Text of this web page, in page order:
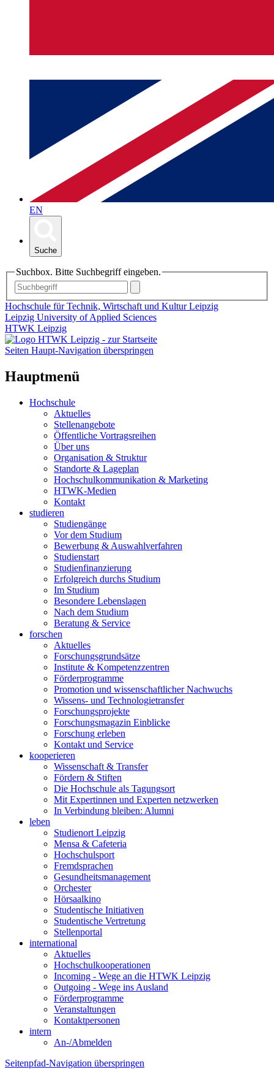
EN
Suche
Suchbox. Bitte Suchbegriff eingeben.
Hochschule für Technik, Wirtschaft und Kultur Leipzig
Leipzig University of Applied Sciences
HTWK Leipzig
Seiten Haupt-Navigation überspringen
Hauptmenü
Hochschule
Aktuelles
Stellenangebote
Öffentliche Vortragsreihen
Über uns
Organisation & Struktur
Standorte & Lageplan
Hochschulkommunikation & Marketing
HTWK-Medien
Kontakt
studieren
Studiengänge
Vor dem Studium
Bewerbung & Auswahlverfahren
Studienstart
Studienfinanzierung
Erfolgreich durchs Studium
Im Studium
Besondere Lebenslagen
Nach dem Studium
Beratung & Service
forschen
Aktuelles
Forschungsgrundsätze
Institute & Kompetenzzentren
Förderprogramme
Promotion und wissenschaftlicher Nachwuchs
Wissens- und Technologietransfer
Forschungsprojekte
Forschungsmagazin Einblicke
Forschung erleben
Kontakt und Service
kooperieren
Wissenschaft & Transfer
Fördern & Stiften
Die Hochschule als Tagungsort
Mit Expertinnen und Experten netzwerken
In Verbindung bleiben: Alumni
leben
Studienort Leipzig
Mensa & Cafeteria
Hochschulsport
Fremdsprachen
Gesundheitsmanagement
Orchester
Hörsaalkino
Studentische Initiativen
Studentische Vertretung
Stellenportal
international
Aktuelles
Hochschulkooperationen
Incoming - Wege an die HTWK Leipzig
Outgoing - Wege ins Ausland
Förderprogramme
Veranstaltungen
Kontaktpersonen
intern
An-/Abmelden
Seitenpfad-Navigation überspringen